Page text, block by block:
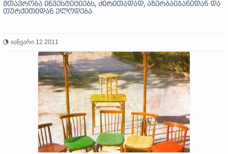
მთავრობა ინვესტიციებს, ძირითადად, აზერბაიჯანიდან და
თურქეთიდან ელოდება
იანვარი 12 2011